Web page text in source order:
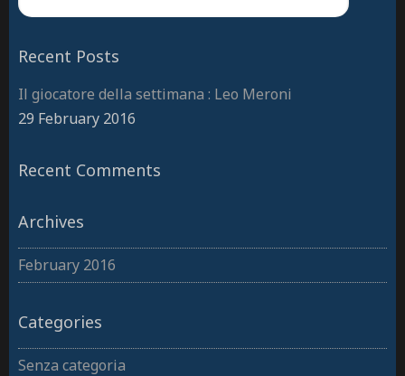
Recent Posts
Il giocatore della settimana : Leo Meroni
29 February 2016
Recent Comments
Archives
February 2016
Categories
Senza categoria